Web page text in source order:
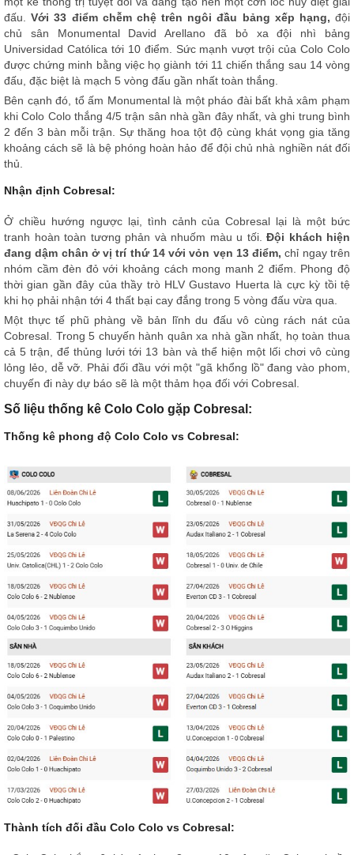
đấu.Với 33 điểm chễm chệ trên ngôi đầu bảng xếp hạng,đội
chủ sân Monumental David Arellano đã bỏ xa đội nhì bảng
Universidad Católica tới 10 điểm. Sức mạnh vượt trội của Colo Colo
được chứng minh bằng việc họ giành tới 11 chiến thắng sau 14 vòng
đấu, đặc biệt là mạch 5 vòng đấu gần nhất toàn thắng.
Bên cạnh đó, tổ ấm Monumental là một pháo đài bất khả xâm phạm
khi Colo Colo thắng 4/5 trận sân nhà gần đây nhất, và ghi trung bình
2 đến 3 bàn mỗi trận. Sự thăng hoa tột độ cùng khát vọng gia tăng
khoảng cách sẽ là bệ phóng hoàn hảo để đội chủ nhà nghiền nát đối
thủ.
Nhận định Cobresal:
Ở chiều hướng ngược lại, tình cảnh của Cobresal lại là một bức
tranh hoàn toàn tương phản và nhuốm màu u tối. Đội khách hiện
đang dậm chân ở vị trí thứ 14 với vỏn vẹn 13 điểm,chỉ ngay trên
nhóm cầm đèn đỏ với khoảng cách mong manh 2 điểm. Phong độ
thời gian gần đây của thầy trò HLV Gustavo Huerta là cực kỳ tồi tệ
khi họ phải nhận tới 4 thất bại cay đắng trong 5 vòng đấu vừa qua.
Một thực tế phũ phàng về bản lĩnh du đấu vô cùng rách nát của
Cobresal. Trong 5 chuyến hành quân xa nhà gần nhất, họ toàn thua
cả 5 trận, để thủng lưới tới 13 bàn và thể hiện một lối chơi vô cùng
lỏng lẻo, dễ vỡ. Phải đối đầu với một "gã khổng lồ" đang vào phom,
chuyến đi này dự báo sẽ là một thảm họa đối với Cobresal.
Số liệu thống kê Colo Colo gặp Cobresal:
Thống kê phong độ Colo Colo vs Cobresal:
Thành tích đối đầu Colo Colo vs Cobresal: